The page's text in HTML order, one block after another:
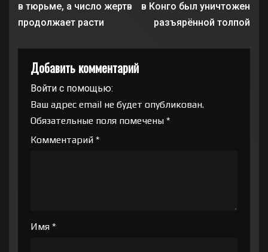
в тюрьме, а число жертв
продолжает расти
в Конго был уничтожен
разъярённой толпой
Добавить комментарий
Войти с помощью:
Ваш адрес email не будет опубликован.
Обязательные поля помечены *
Комментарий *
Имя *